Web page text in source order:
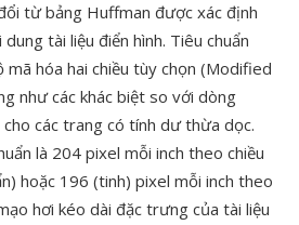
từ bảng Huffman được xác định
tài liệu điển hình. Tiêu chuẩn
mã hóa hai chiều tùy chọn (Modified
như các khác biệt so với dòng
các trang có tính dư thừa dọc.
là 204 pixel mỗi inch theo chiều
hoặc 196 (tinh) pixel mỗi inch theo
hơi kéo dài đặc trưng của tài liệu